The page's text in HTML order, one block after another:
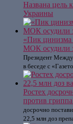
Названа цель
Украины
«Пик цинизма
МОК осудили
Президент
в беседе с
Ростех
против
досрочно
22,5 млн доз